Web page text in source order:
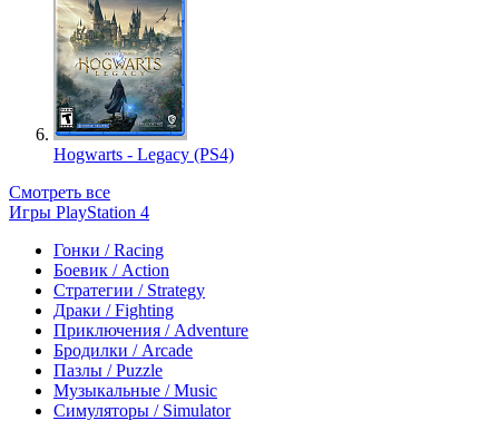
Hogwarts - Legacy (PS4)
Смотреть все
Игры PlayStation 4
Гонки / Racing
Боевик / Action
Стратегии / Strategy
Драки / Fighting
Приключения / Adventure
Бродилки / Arcade
Пазлы / Puzzle
Музыкальные / Music
Симуляторы / Simulator